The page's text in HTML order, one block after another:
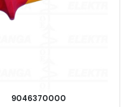
9046370000